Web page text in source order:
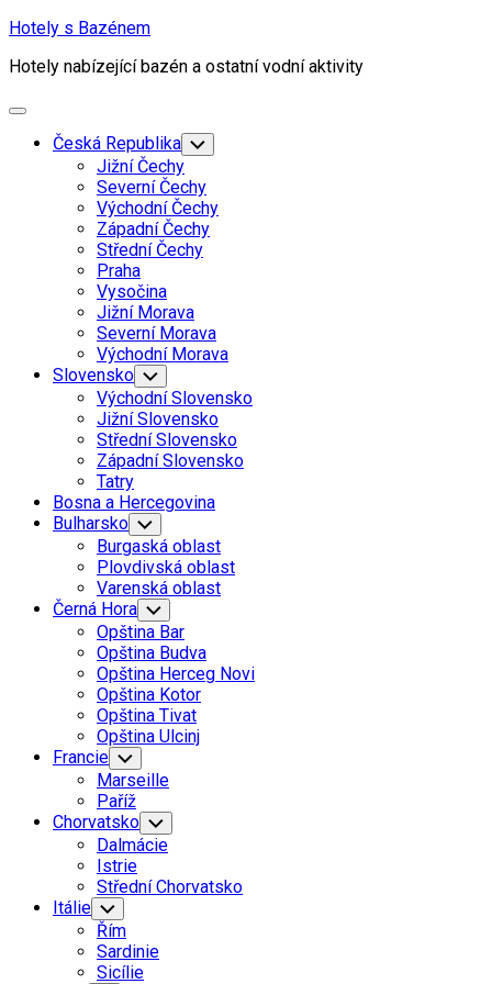
Skip
content
Hotely s Bazénem
Hotely nabízející bazén a ostatní vodní aktivity
Expand
Česká Republika Toggle
Child
Menu
Jižní Čechy
Severní Čechy
Východní Čechy
Západní Čechy
Střední Čechy
Praha
Vysočina
Jižní Morava
Severní Morava
Východní Morava
Slovensko Toggle
Child
Menu
Východní Slovensko
Jižní Slovensko
Střední Slovensko
Západní Slovensko
Tatry
Bosna a Hercegovina
Bulharsko Toggle
Child
Menu
Burgaská oblast
Plovdivská oblast
Varenská oblast
Černá Hora Toggle
Child
Menu
Opština Bar
Opština Budva
Opština Herceg Novi
Opština Kotor
Opština Tivat
Opština Ulcinj
Francie Toggle
Child
Menu
Marseille
Paříž
Chorvatsko Toggle
Child
Menu
Dalmácie
Istrie
Střední Chorvatsko
Itálie Toggle
Child
Menu
Řím
Sardinie
Sicílie